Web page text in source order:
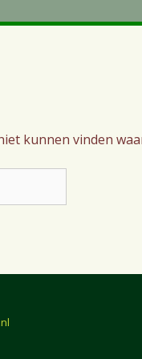
kunnen vinden